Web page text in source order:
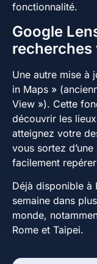
fonctionnalité.
Google
recherches
Une autre mise à
in Maps »
View »). Cette
découvrir les
atteignez votre
vous sortez
facilement
Déjà disponible à
semaine dans
monde,
Rome et Taipei.